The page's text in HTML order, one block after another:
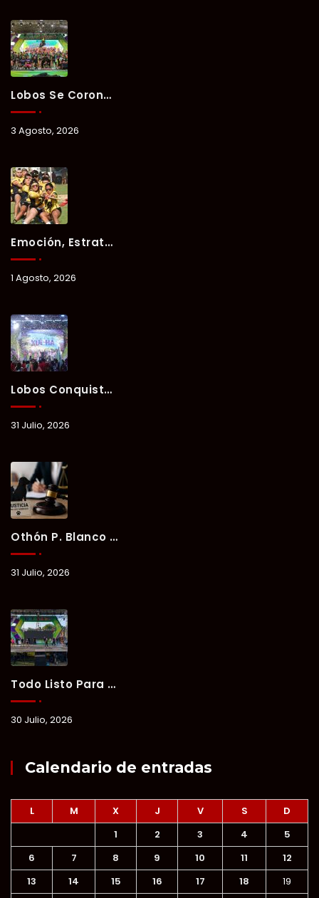
Lobos Se Corona Campeón Del Verano Xul-Há 2026 Tras Tres Días De Intensa Competencia.
3 Agosto, 2026
Emoción, Estrategia Y Trabajo En Equipo Marcan El Segundo Día Del Verano Xul-Há 2026.
1 Agosto, 2026
Lobos Conquista La Primera Competencia Del Verano Xul-Há 2026 En Una Noche Llena De Talento Y Energía.
31 Julio, 2026
Othón P. Blanco Refrenda Su Compromiso Contra El Maltrato Animal: Vinculan A Proceso A Presunto Responsable Tras Denuncia Del Ayuntamiento.
31 Julio, 2026
Todo Listo Para “Verano Xul-Há 2026”; Un Fin De Semana De Deporte, Música Y Convivencia Familiar.
30 Julio, 2026
Calendario de entradas
L M X J V S
D
1
2 3 4
5
6
7 8 9 10 11
12
13
14 15 16 17 18 19